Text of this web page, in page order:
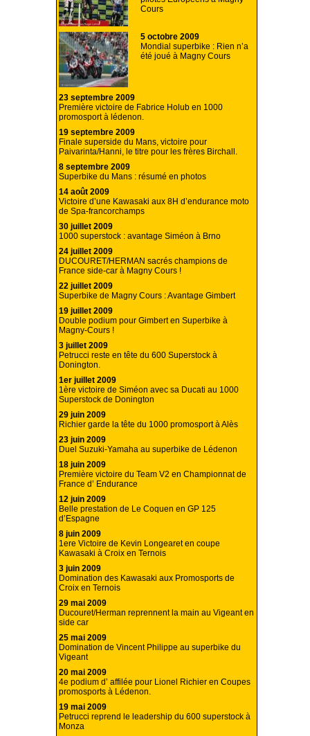
Cours
5 octobre 2009
Mondial superbike : Rien n’a
été joué à Magny Cours
23 septembre 2009
Première victoire de Fabrice Holub en 1000
promosport à lédenon.
19 septembre 2009
Finale superside du Mans, victoire pour
Paivarinta/Hanni, le titre pour les frères Birchall.
8 septembre 2009
Superbike du Mans : résumé en photos
14 août 2009
Victoire d’une Kawasaki aux 8H d’endurance moto
de Spa-francorchamps
30 juillet 2009
1000 superstock : avantage Siméon à Brno
24 juillet 2009
DUCOURET/HERMAN sacrés champions de
France side-car à Magny Cours !
22 juillet 2009
Superbike de Magny Cours : Avantage Gimbert
19 juillet 2009
Double podium pour Gimbert en Superbike à
Magny-Cours !
3 juillet 2009
Petrucci reste en tête du 600 Superstock à
Donington.
1er juillet 2009
1ère victoire de Siméon avec sa Ducati au 1000
Superstock de Donington
29 juin 2009
Richier garde la tête du 1000 promosport à Alès
23 juin 2009
Duel Suzuki-Yamaha au superbike de Lédenon
18 juin 2009
Première victoire du Team V2 en Championnat de
France d’ Endurance
12 juin 2009
Belle prestation de Le Coquen en GP 125
d’Espagne
8 juin 2009
1ere Victoire de Kevin Longearet en coupe
Kawasaki à Croix en Ternois
3 juin 2009
Domination des Kawasaki aux Promosports de
Croix en Ternois
29 mai 2009
Ducouret/Herman reprennent la main au Vigeant en
side car
25 mai 2009
Domination de Vincent Philippe au superbike du
Vigeant
20 mai 2009
4e podium d’ affilée pour Lionel Richier en Coupes
promosports à Lédenon.
19 mai 2009
Petrucci reprend le leadership du 600 superstock à
Monza